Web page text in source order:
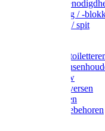
Lammer
Ramdektuig / -
Vastzetpen / spit
Poetsen &
Zadel-/
Halstertouw
Halsters diversen
Hoofdstellen
Zadel & toebehoren